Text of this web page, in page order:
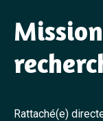
Rattaché(e)